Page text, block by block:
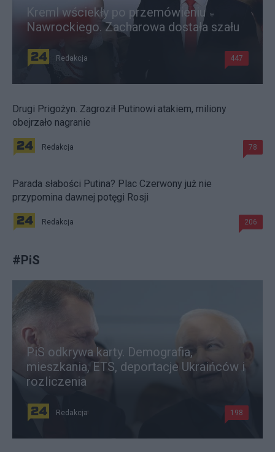
Kreml wściekły po przemówieniu
Nawrockiego. Zacharowa dostała szału
Redakcja 447
Drugi Prigożyn. Zagroził Putinowi atakiem, miliony
obejrzało nagranie
Redakcja 78
Parada słabości Putina? Plac Czerwony już nie
przypomina dawnej potęgi Rosji
Redakcja 206
#PiS
PiS odkrywa karty. Demografia,
mieszkania, ETS, deportacje Ukraińców i
rozliczenia
Redakcja 198